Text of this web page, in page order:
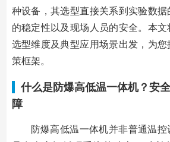
种设备，其选型直接关系到实验数
的稳定性以及现场人员的安全。本
选型维度及典型应用场景出发，为
策框架。
什么是防爆高低温一体机？安
障
防爆高低温一体机并非普通温